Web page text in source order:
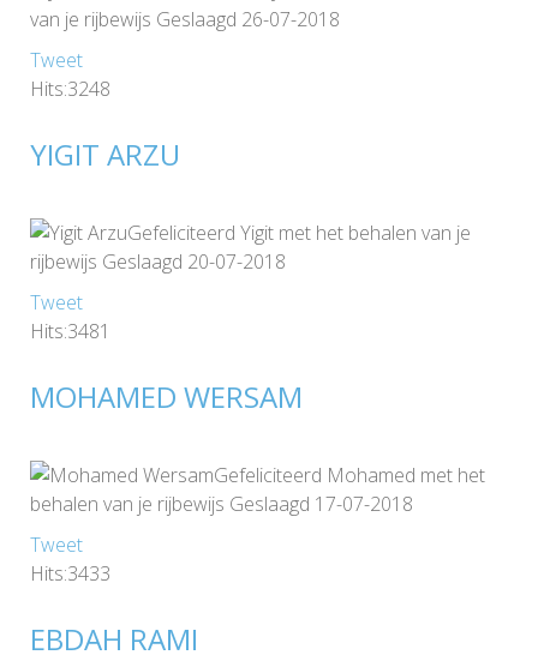
van je rijbewijs Geslaagd 26-07-2018
Tweet
Hits:3248
YIGIT ARZU
Gefeliciteerd Yigit met het behalen van je
rijbewijs Geslaagd 20-07-2018
Tweet
Hits:3481
MOHAMED WERSAM
Gefeliciteerd Mohamed met het
behalen van je rijbewijs Geslaagd 17-07-2018
Tweet
Hits:3433
EBDAH RAMI